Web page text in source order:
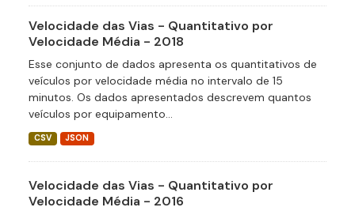
Velocidade das Vias - Quantitativo por
Velocidade Média - 2018
Esse conjunto de dados apresenta os quantitativos de
veículos por velocidade média no intervalo de 15
minutos. Os dados apresentados descrevem quantos
veículos por equipamento...
CSV JSON
Velocidade das Vias - Quantitativo por
Velocidade Média - 2016